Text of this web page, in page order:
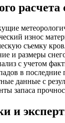
износ
съемку
и размеры
с учетом
в последние
данные с
запаса
и